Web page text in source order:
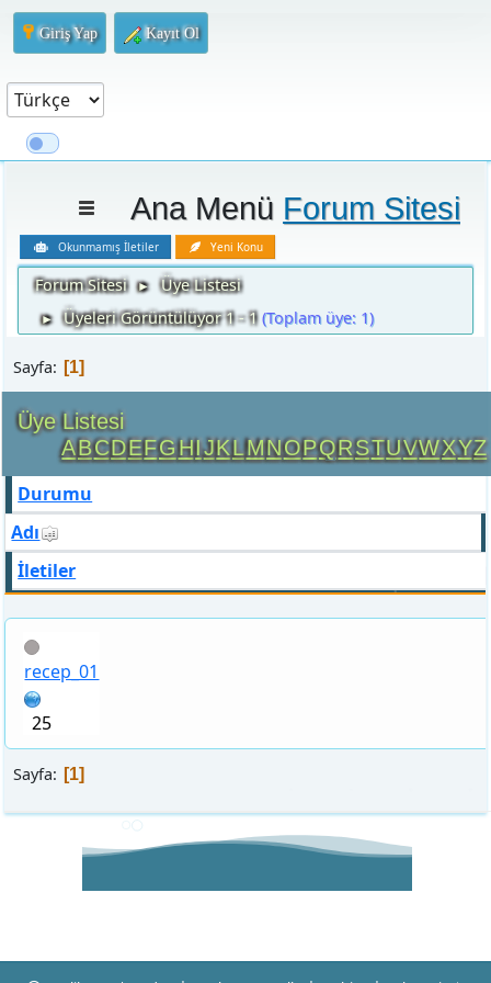
Giriş Yap Kayıt Ol
Ana Menü Forum Sitesi
Okunmamış İletiler Yeni Konu
Forum Sitesi ► Üye Listesi
► Üyeleri Görüntülüyor 1 - 1(Toplam üye: 1)
Sayfa 1
Üye Listesi
ABCDEFGHIJKLMNOPQRSTUVWXYZ
Durumu
Adı
İletiler
recep_01
25
Sayfa 1